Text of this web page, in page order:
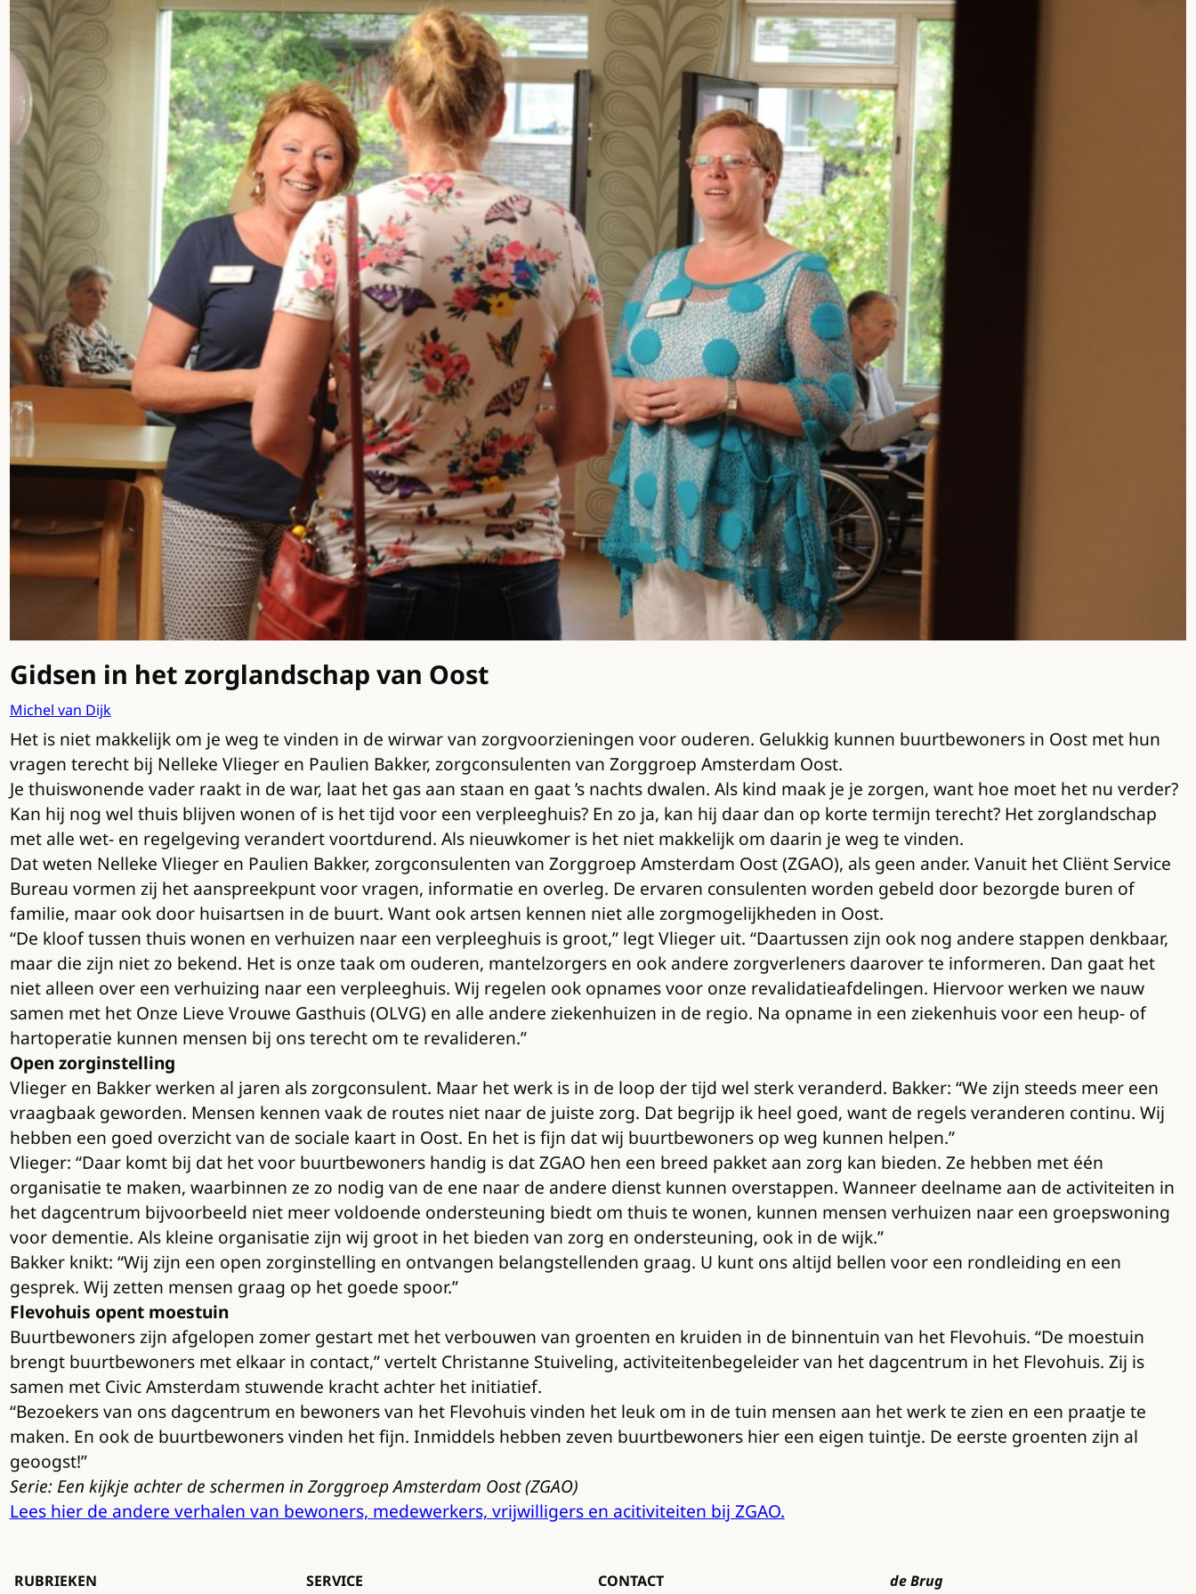
Gidsen in het zorglandschap van Oost
Michel van Dijk
Het is niet makkelijk om je weg te vinden in de wirwar van zorgvoorzieningen voor ouderen. Gelukkig kunnen buurtbewoners in Oost met hun
vragen terecht bij Nelleke Vlieger en Paulien Bakker, zorgconsulenten van Zorggroep Amsterdam Oost.
Je thuiswonende vader raakt in de war, laat het gas aan staan en gaat ’s nachts dwalen. Als kind maak je je zorgen, want hoe moet het nu verder?
Kan hij nog wel thuis blijven wonen of is het tijd voor een verpleeghuis? En zo ja, kan hij daar dan op korte termijn terecht? Het zorglandschap
met alle wet- en regelgeving verandert voortdurend. Als nieuwkomer is het niet makkelijk om daarin je weg te vinden.
Dat weten Nelleke Vlieger en Paulien Bakker, zorgconsulenten van Zorggroep Amsterdam Oost (ZGAO), als geen ander. Vanuit het Cliënt Service
Bureau vormen zij het aanspreekpunt voor vragen, informatie en overleg. De ervaren consulenten worden gebeld door bezorgde buren of
familie, maar ook door huisartsen in de buurt. Want ook artsen kennen niet alle zorgmogelijkheden in Oost.
“De kloof tussen thuis wonen en verhuizen naar een verpleeghuis is groot,” legt Vlieger uit. “Daartussen zijn ook nog andere stappen denkbaar,
maar die zijn niet zo bekend. Het is onze taak om ouderen, mantelzorgers en ook andere zorgverleners daarover te informeren. Dan gaat het
niet alleen over een verhuizing naar een verpleeghuis. Wij regelen ook opnames voor onze revalidatieafdelingen. Hiervoor werken we nauw
samen met het Onze Lieve Vrouwe Gasthuis (OLVG) en alle andere ziekenhuizen in de regio. Na opname in een ziekenhuis voor een heup- of
hartoperatie kunnen mensen bij ons terecht om te revalideren.”
Open zorginstelling
Vlieger en Bakker werken al jaren als zorgconsulent. Maar het werk is in de loop der tijd wel sterk veranderd. Bakker: “We zijn steeds meer een
vraagbaak geworden. Mensen kennen vaak de routes niet naar de juiste zorg. Dat begrijp ik heel goed, want de regels veranderen continu. Wij
hebben een goed overzicht van de sociale kaart in Oost. En het is fijn dat wij buurtbewoners op weg kunnen helpen.”
Vlieger: “Daar komt bij dat het voor buurtbewoners handig is dat ZGAO hen een breed pakket aan zorg kan bieden. Ze hebben met één
organisatie te maken, waarbinnen ze zo nodig van de ene naar de andere dienst kunnen overstappen. Wanneer deelname aan de activiteiten in
het dagcentrum bijvoorbeeld niet meer voldoende ondersteuning biedt om thuis te wonen, kunnen mensen verhuizen naar een groepswoning
voor dementie. Als kleine organisatie zijn wij groot in het bieden van zorg en ondersteuning, ook in de wijk.”
Bakker knikt: “Wij zijn een open zorginstelling en ontvangen belangstellenden graag. U kunt ons altijd bellen voor een rondleiding en een
gesprek. Wij zetten mensen graag op het goede spoor.”
Flevohuis opent moestuin
Buurtbewoners zijn afgelopen zomer gestart met het verbouwen van groenten en kruiden in de binnentuin van het Flevohuis. “De moestuin
brengt buurtbewoners met elkaar in contact,” vertelt Christanne Stuiveling, activiteitenbegeleider van het dagcentrum in het Flevohuis. Zij is
samen met Civic Amsterdam stuwende kracht achter het initiatief.
“Bezoekers van ons dagcentrum en bewoners van het Flevohuis vinden het leuk om in de tuin mensen aan het werk te zien en een praatje te
maken. En ook de buurtbewoners vinden het fijn. Inmiddels hebben zeven buurtbewoners hier een eigen tuintje. De eerste groenten zijn al
geoogst!”
Serie: Een kijkje achter de schermen in Zorggroep Amsterdam Oost (ZGAO)
Lees hier de andere verhalen van bewoners, medewerkers, vrijwilligers en acitiviteiten bij ZGAO.
RUBRIEKEN SERVICE CONTACT
de Brug